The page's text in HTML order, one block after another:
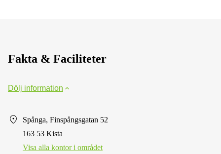
Fakta & Faciliteter
Dölj information
Spånga, Finspångsgatan 52
163 53 Kista
Visa alla kontor i området